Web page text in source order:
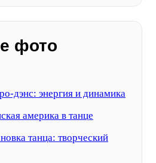
фото
дэнс: энергия и динамика
америка в танце
танца: творческий